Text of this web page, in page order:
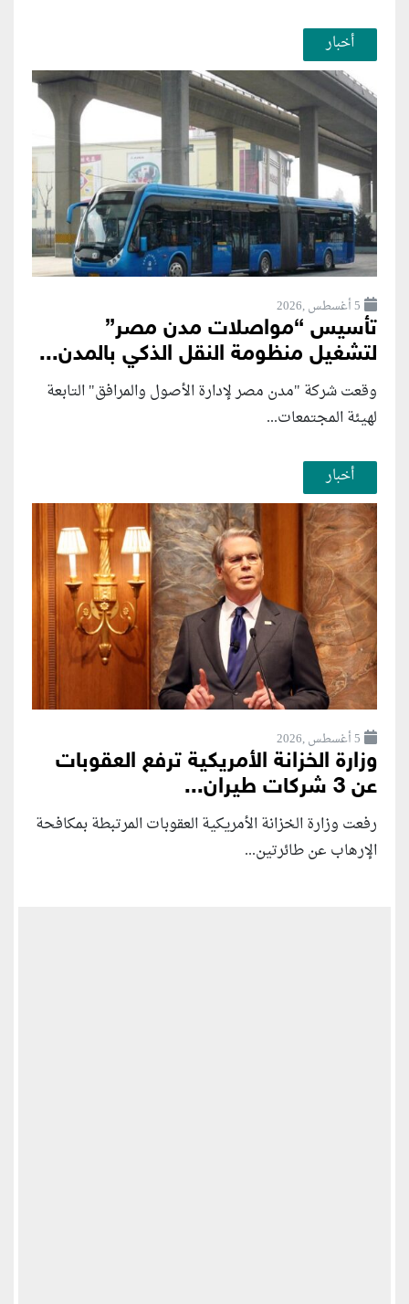
أخبار
5 أغسطس ,2026
تأسيس “مواصلات مدن مصر”
لتشغيل منظومة النقل الذكي بالمدن...
وقعت شركة "مدن مصر لإدارة الأصول والمرافق" التابعة
لهيئة المجتمعات...
أخبار
5 أغسطس ,2026
وزارة الخزانة الأمريكية ترفع العقوبات
عن 3 شركات طيران...
رفعت وزارة الخزانة الأمريكية العقوبات المرتبطة بمكافحة
الإرهاب عن طائرتين...